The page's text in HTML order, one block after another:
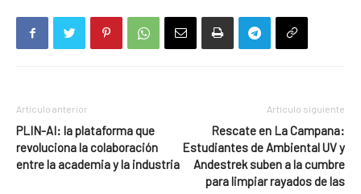
Artículo anterior
PLIN-AI: la plataforma que
revoluciona la colaboración
entre la academia y la industria
Artículo siguiente
Rescate en La Campana:
Estudiantes de Ambiental UV y
Andestrek suben a la cumbre
para limpiar rayados de las